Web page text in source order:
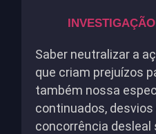
Saber neutralizar a
que criam prejuízos
também nossa
continuados, desvios
concorrência